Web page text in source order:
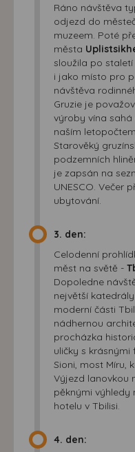
Ráno návštěva
odjezd do
muzeem. Poté
města
sloužila po
i jako místo pro
návštěva
Gruzie je
výroby vína
naším
Starověký
podzemních
je zapsán na
UNESCO. Večer
ubytování.
3. den:
Celodenní
měst na světě -
Dopoledne
největší
moderní části
nádhernou
procházka
uličky s
Sioni, most Míru,
Výjezd lanovkou
pěknými výhledy
hotelu v Tbilisi.
4. den: